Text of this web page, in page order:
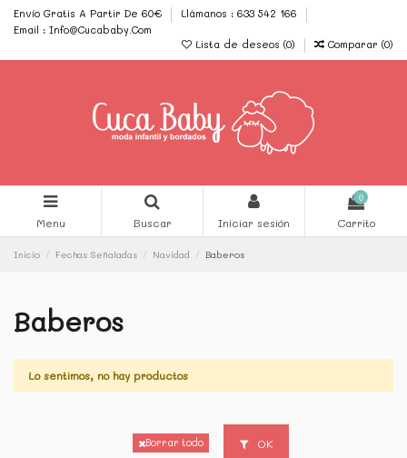
Envío Gratis A Partir De 60€
Llámanos : 633 542 166
Email : Info@Cucababy.Com
Lista de deseos (0) Comparar (0)
Menu Buscar Iniciar sesión
0
Carrito
Inicio Fechas Señaladas Navidad Baberos
Baberos
Lo sentimos, no hay productos
Borrar todo OK